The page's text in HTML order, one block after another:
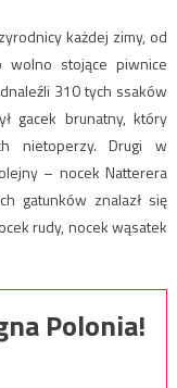
każdej zimy, od
stojące piwnice
310 tych ssaków
gacek brunatny, który
nietoperzy. Drugi w
– nocek Natterera
gatunków znalazł się
rudy, nocek wąsatek
Polonia!